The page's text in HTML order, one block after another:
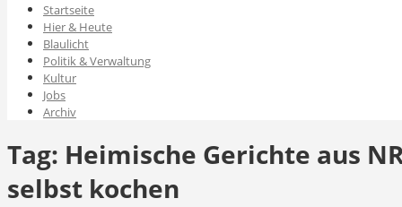
Startseite
Hier & Heute
Blaulicht
Politik & Verwaltung
Kultur
Jobs
Archiv
Tag: Heimische Gerichte aus
selbst kochen